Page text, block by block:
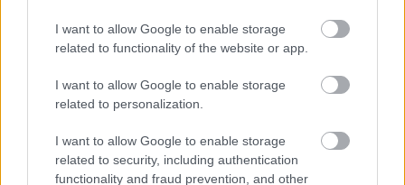
I want to allow Google to enable storage
related to functionality of the website or app.
I want to allow Google to enable storage
related to personalization.
I want to allow Google to enable storage
related to security, including authentication
functionality and fraud prevention, and other
gondoskodott, az összhatásból pedig nem
hiányozhatott a ragyogó, egészséges haj: